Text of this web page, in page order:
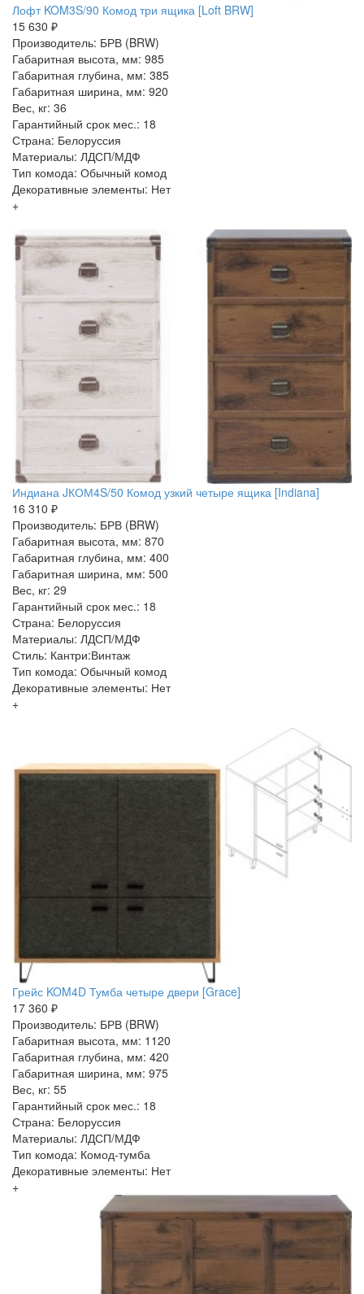
Лофт KOM3S/90 Комод три ящика [Loft BRW]
15 630 ₽
Производитель: БРВ (BRW)
Габаритная высота, мм: 985
Габаритная глубина, мм: 385
Габаритная ширина, мм: 920
Вес, кг: 36
Гарантийный срок мес.: 18
Страна: Белоруссия
Материалы: ЛДСП/МДФ
Тип комода: Обычный комод
Декоративные элементы: Нет
+
Индиана JКОМ4S/50 Комод узкий четыре ящика [Indiana]
16 310 ₽
Производитель: БРВ (BRW)
Габаритная высота, мм: 870
Габаритная глубина, мм: 400
Габаритная ширина, мм: 500
Вес, кг: 29
Гарантийный срок мес.: 18
Страна: Белоруссия
Материалы: ЛДСП/МДФ
Стиль: Кантри:Винтаж
Тип комода: Обычный комод
Декоративные элементы: Нет
+
Грейс KOM4D Тумба четыре двери [Grace]
17 360 ₽
Производитель: БРВ (BRW)
Габаритная высота, мм: 1120
Габаритная глубина, мм: 420
Габаритная ширина, мм: 975
Вес, кг: 55
Гарантийный срок мес.: 18
Страна: Белоруссия
Материалы: ЛДСП/МДФ
Тип комода: Комод-тумба
Декоративные элементы: Нет
+